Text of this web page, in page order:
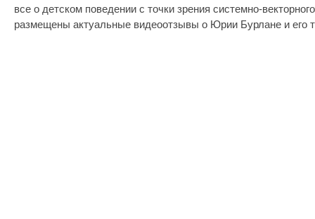
все о детском поведении с точки зрения системно-
размещены актуальные видеоотзывы о Юрии Бурлане и его